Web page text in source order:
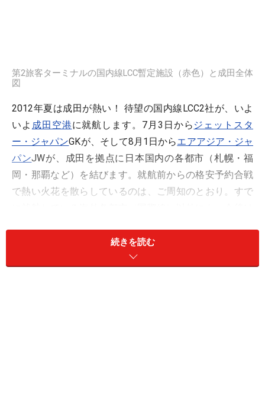
第2旅客ターミナルの国内線LCC暫定施設（赤色）と成田全体
図
2012年夏は成田が熱い！ 待望の国内線LCC2社が、いよ
いよ 成田空港に就航します。7月3日から ジェットスタ
ー・ジャパンGKが、そして8月1日からエアアジア・ジャ
パンJWが、成田を拠点に日本国内の各都市（札幌・福
岡・那覇など）を結びます。就航前からの格安予約合戦
で熱い火花を散らしているのは、ご周知のとおり。すで
とが予想されています。続きを読む